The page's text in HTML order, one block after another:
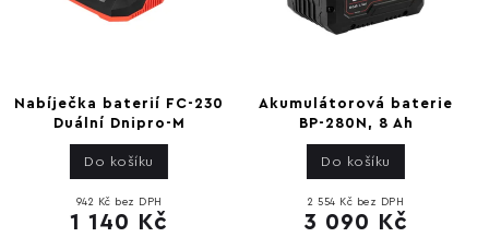
Akumulátorová baterie
BP-280N, 8 Ah
2 554 Kč bez DPH
3 090 Kč
Do košíku
Baterie BP-260 6,0 Ah
Dnipro-M
1 975 Kč bez DPH
2 390 Kč
Do košíku